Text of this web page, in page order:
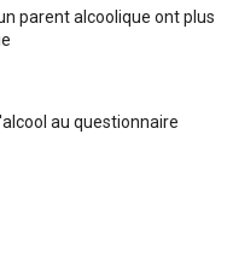
parent alcoolique ont plus
au questionnaire